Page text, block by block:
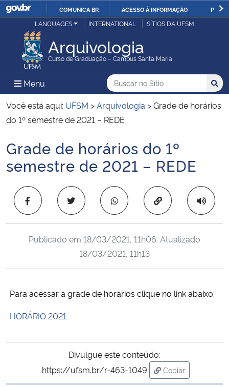
IR
O
COMUNICA BR ACESSO À INFORMAÇÃO
Ministério da Justiça e Segurança Pública
Ministério da Defesa
Ministério das Relações Exteriores
Ministério da Infraestrutura
Ministério da Educação
Ministério da Cidadania
Ministério de Minas e Energia
Ministério da Ciência, Tecnologia, Inovações e Comunicações
Ministério do Turismo
LANGUAGES INTERNATIONAL SÍTIOS DA UFSM
Arquivologia
Curso de Graduação – Campus Santa Maria
Menu Menu Principal do Sítio
Busca
Buscar no no Sítio
Busca:
Você está aqui: UFSM >Arquivologia >Grade de horários
do 1º semestre de 2021 – REDE
Início do conteúdo
Grade de horários do 1º
semestre de 2021 – REDE
Copiar para área
Publicado em 18/03/2021, 11h06. Atualizado
18/03/2021, 11h13
Para acessar a grade de horários clique no link abaixo:
HORÁRIO 2021
Divulgue este conteúdo:
https://ufsm.br/r-463-1049
Copiar
para área de